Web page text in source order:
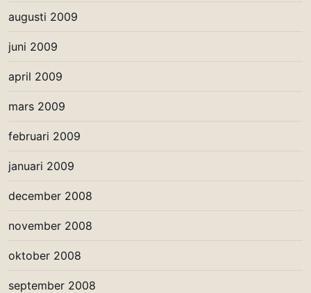
augusti 2009
juni 2009
april 2009
mars 2009
februari 2009
januari 2009
december 2008
november 2008
oktober 2008
september 2008